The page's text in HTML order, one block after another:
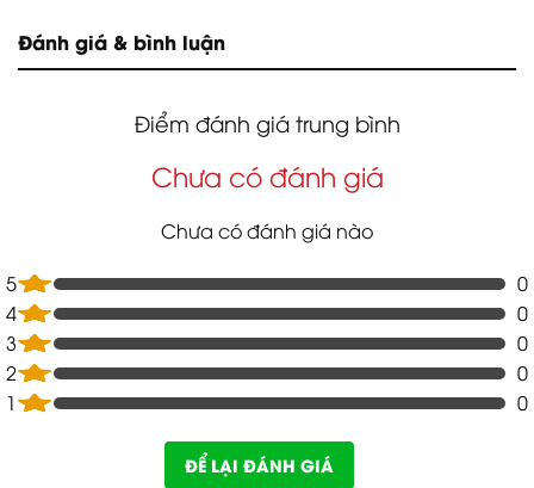
Đánh giá & bình luận
Điểm đánh giá trung bình
Chưa có đánh giá
Chưa có đánh giá nào
5
0
4
0
3
0
2
0
1
0
ĐỂ LẠI ĐÁNH GIÁ